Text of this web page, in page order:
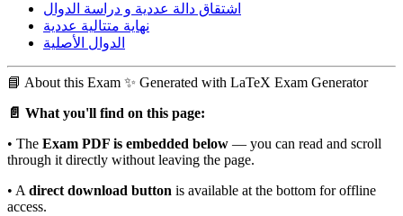
اشتقاق دالة عددية و دراسة الدوال
نهاية متتالية عددية
الدوال الأصلية
📘 About this Exam ✨ Generated with LaTeX Exam Generator
📄 What you'll find on this page:
• The Exam PDF is embedded below — you can read and scroll
through it directly without leaving the page.
• A direct download button is available at the bottom for offline
access.